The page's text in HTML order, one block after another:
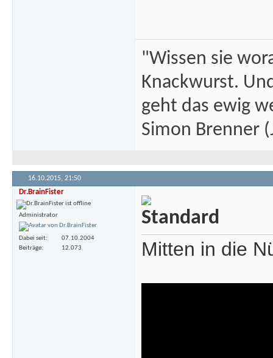
"Wissen sie
Knackwurst.
geht das ewig
Simon Brenner
16.10.2015, 21:50
Dr.BrainFister
Administrator
Dabei seit
07.10.2004
Beiträge
12.073 Mitten in die